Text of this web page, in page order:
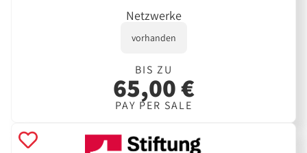
Netzwerke
vorhanden
BIS ZU
65,00 €
PAY PER SALE